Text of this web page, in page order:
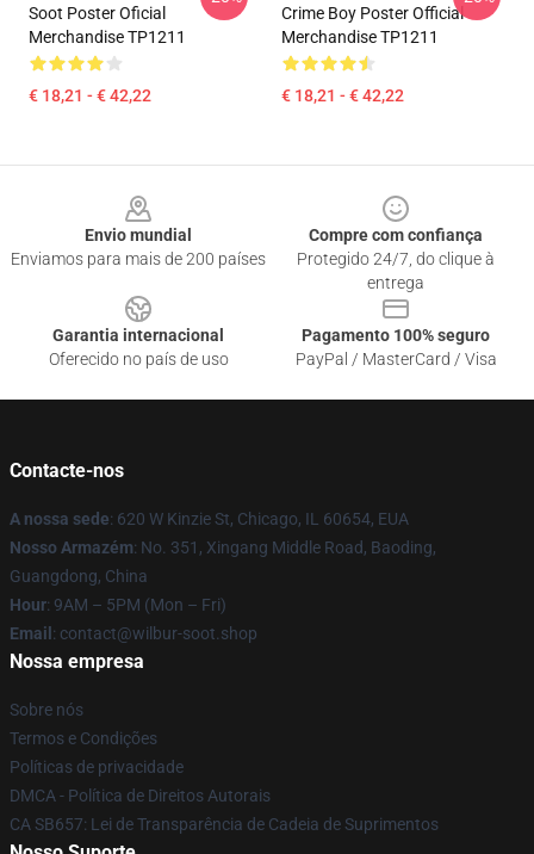
Soot Poster Oficial
Merchandise TP1211
€ 18,21 - € 42,22
Crime Boy Poster Official
Merchandise TP1211
€ 18,21 - € 42,22
Envio mundial
Enviamos para mais de 200 países
Compre com confiança
Protegido 24/7, do clique à
entrega
Garantia internacional
Oferecido no país de uso
Pagamento 100% seguro
PayPal / MasterCard / Visa
Contacte-nos
A nossa sede: 620 W Kinzie St, Chicago, IL 60654, EUA
Nosso Armazém: No. 351, Xingang Middle Road, Baoding,
Guangdong, China
Hour: 9AM – 5PM (Mon – Fri)
Email : contact@wilbur-soot.shop
Nossa empresa
Sobre nós
Termos e Condições
Políticas de privacidade
DMCA - Política de Direitos Autorais
CA SB657: Lei de Transparência de Cadeia de Suprimentos